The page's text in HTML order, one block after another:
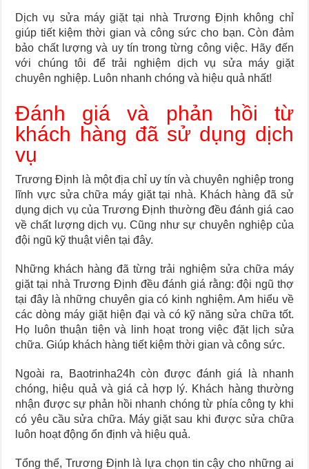
Dịch vụ sửa máy giặt tại nhà Trương Định không chỉ
giúp tiết kiệm thời gian và công sức cho bạn. Còn đảm
bảo chất lượng và uy tín trong từng công việc. Hãy đến
với chúng tôi để trải nghiệm dịch vụ sửa máy giặt
chuyên nghiệp. Luôn nhanh chóng và hiệu quả nhất!
Đánh giá và phản hồi từ
khách hàng đã sử dụng dịch
vụ
Trương Định là một địa chỉ uy tín và chuyên nghiệp trong
lĩnh vực sửa chữa máy giặt tại nhà. Khách hàng đã sử
dụng dịch vụ của Trương Định thường đều đánh giá cao
về chất lượng dịch vụ. Cũng như sự chuyên nghiệp của
đội ngũ kỹ thuật viên tại đây.
Những khách hàng đã từng trải nghiệm sửa chữa máy
giặt tại nhà Trương Định đều đánh giá rằng: đội ngũ thợ
tại đây là những chuyên gia có kinh nghiệm. Am hiểu về
các dòng máy giặt hiện đại và có kỹ năng sửa chữa tốt.
Họ luôn thuận tiện và linh hoạt trong việc đặt lịch sửa
chữa. Giúp khách hàng tiết kiệm thời gian và công sức.
Ngoài ra, Baotrinha24h còn được đánh giá là nhanh
chóng, hiệu quả và giá cả hợp lý. Khách hàng thường
nhận được sự phản hồi nhanh chóng từ phía công ty khi
có yêu cầu sửa chữa. Máy giặt sau khi được sửa chữa
luôn hoạt động ổn định và hiệu quả.
Tổng thể, Trương Định là lựa chọn tin cậy cho những ai